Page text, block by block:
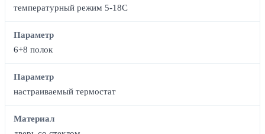
температурный режим 5-18С
Параметр
6+8 полок
Параметр
настраиваемый термостат
Материал